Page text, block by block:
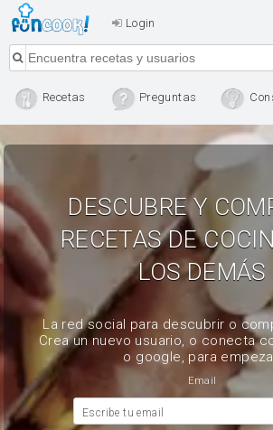
Login
Recetas Preguntas
DESCUBRE Y
RECETAS DE
LOS DEMÁS
La red social para descubrir o
Crea un nuevo usuario, o conecta
o google, para
Email
Escribe tu email